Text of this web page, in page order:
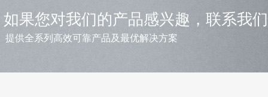
如果您对我们的产品感兴趣，联系我
提供全系列高效可靠产品及最优解决方案